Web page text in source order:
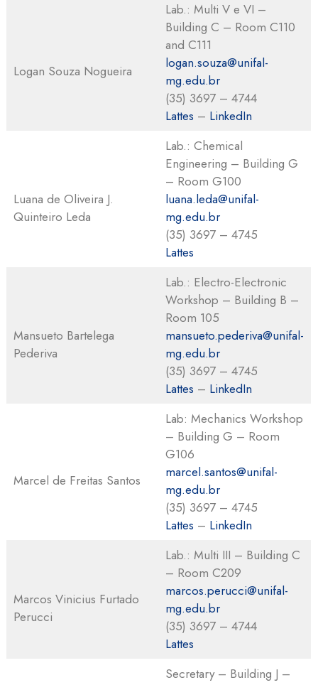
Logan Souza Nogueira
Lab.: Multi V e VI –
Building C – Room C110
and C111
logan.souza@unifal-
mg.edu.br
(35) 3697 – 4744
Lattes – LinkedIn
Luana de Oliveira J.
Quinteiro Leda
Lab.: Chemical
Engineering – Building G
– Room G100
luana.leda@unifal-
mg.edu.br
(35) 3697 – 4745
Lattes
Mansueto Bartelega
Pederiva
Lab.: Electro-Electronic
Workshop – Building B –
Room 105
mansueto.pederiva@unifal-
mg.edu.br
(35) 3697 – 4745
Lattes – LinkedIn
Marcel de Freitas Santos
Lab: Mechanics Workshop
– Building G – Room
G106
marcel.santos@unifal-
mg.edu.br
(35) 3697 – 4745
Lattes – LinkedIn
Marcos Vinicius Furtado
Perucci
Lab.: Multi III – Building C
– Room C209
marcos.perucci@unifal-
mg.edu.br
(35) 3697 – 4744
Lattes
Secretary – Building J –